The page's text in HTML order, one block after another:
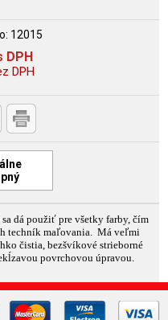
12015
DPH
DPH
sa dá použiť pre všetky farby, čím
techník maľovania.
Má veľmi
čistia, bezšvíkové strieborné
povrchovou úpravou.